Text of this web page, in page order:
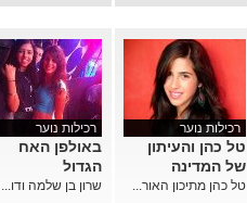
רכילות נוער
טל כהן והעיתון
של המדינה
טל כהן מתיכון האור...
רכילות נוער
באולפן האח
הגדול
שרון בן שלמה ודו...